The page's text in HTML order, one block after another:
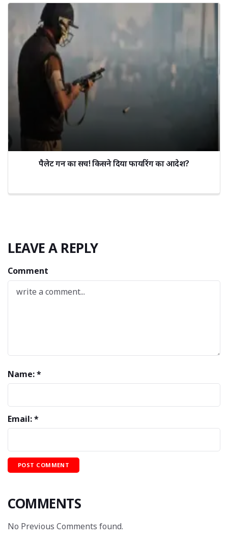
पैलेट गन का सच! किसने दिया फायरिंग का आदेश?
LEAVE A REPLY
Comment
Name: *
Email: *
COMMENTS
No Previous Comments found.